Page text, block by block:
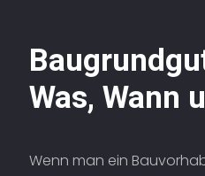
Was, Wann
Wenn man ein